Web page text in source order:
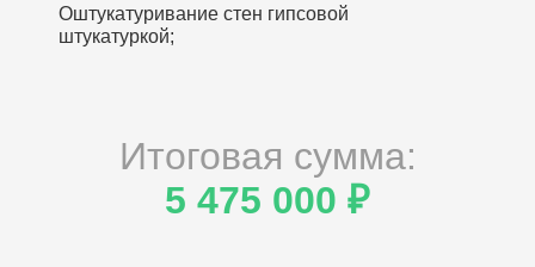
Оштукатуривание стен гипсовой
штукатуркой;
Итоговая сумма:
5 475 000 ₽